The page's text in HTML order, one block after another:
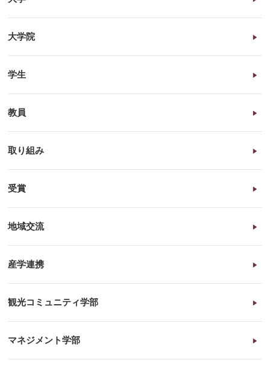
大学院
学生
教員
取り組み
受賞
地域交流
産学連携
観光コミュニティ学部
マネジメント学部